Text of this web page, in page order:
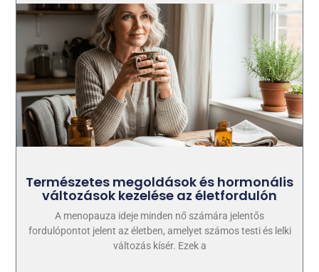
Természetes megoldások és hormonális
változások kezelése az életfordulón
A menopauza ideje minden nő számára jelentős
fordulópontot jelent az életben, amelyet számos testi és lelki
változás kísér. Ezek a